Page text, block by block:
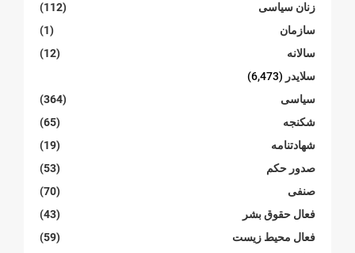
زنان سیاسی
(112)
سازمان
(1)
سالانە
(12)
سلایدر (6,473)
سیاسی
(364)
شکنجە
(65)
شهادتنامە
(19)
صدور حکم
(53)
صنفی
(70)
فعال حقوق بشر
(43)
فعال محیط زیست
(59)